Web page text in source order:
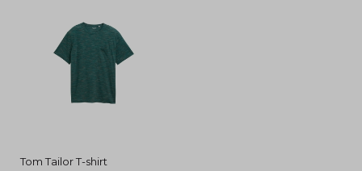
Tom Tailor T-shirt